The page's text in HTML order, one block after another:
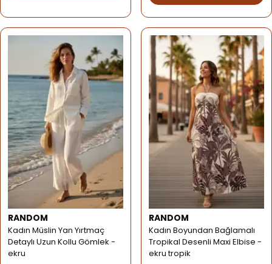
RANDOM
Kadın Müslin Yan Yırtmaç
Detaylı Uzun Kollu Gömlek -
ekru
RANDOM
Kadın Boyundan Bağlamalı
Tropikal Desenli Maxi Elbise -
ekru tropik